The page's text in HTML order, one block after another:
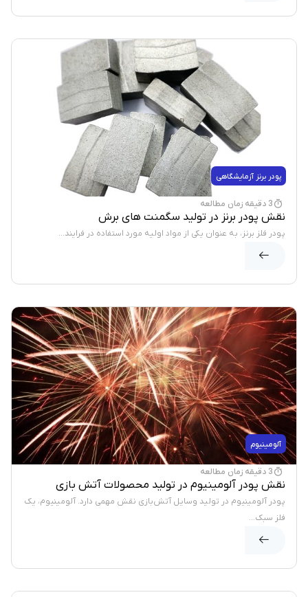
پودر برنز آزمایشگاهی
3 دقیقه زمان مطالعه
نقش پودر برنز در تولید سگمنت های برش
پودر فلز برنز، به عنوان یکی از مواد اولیه مورد استفاده در فرایند...
آلومینیوم
3 دقیقه زمان مطالعه
نقش پودر آلومینیوم در تولید محصولات آتش بازی
پودر آلومینیوم در تولید وسایل آتش‌بازی نقش مهمی دارد. آلومینیوم، یک
فلز سبک...